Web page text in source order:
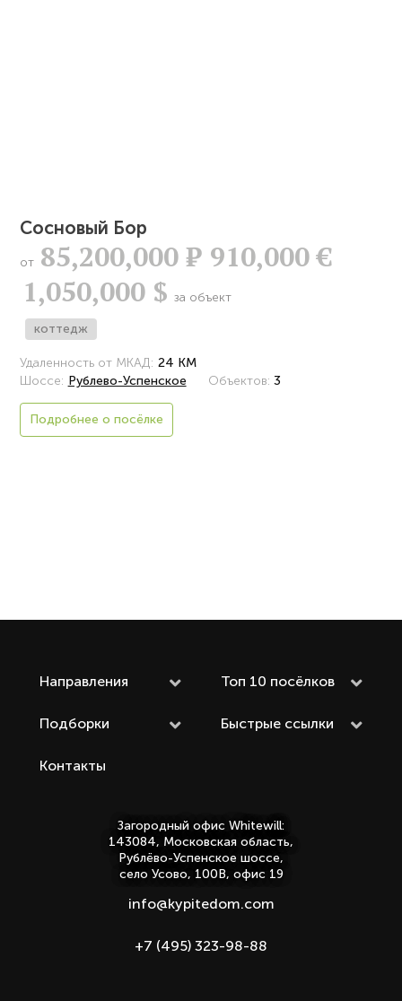
Сосновый Бор
от 85,200,000Р 910,000 €
1,050,000 $ за объект
коттедж
Удаленность от МКАД: 24 КМ
Шоссе: Рублево-Успенское Объектов: 3
Подробнее о посёлке
Направления Топ 10 посёлков
Подборки Быстрые ссылки
Контакты
Загородный офис Whitewill:
143084, Московская область,
Рублёво-Успенское шоссе,
село Усово, 100В, офис 19
info@kypitedom.com
+7 (495) 323-98-88